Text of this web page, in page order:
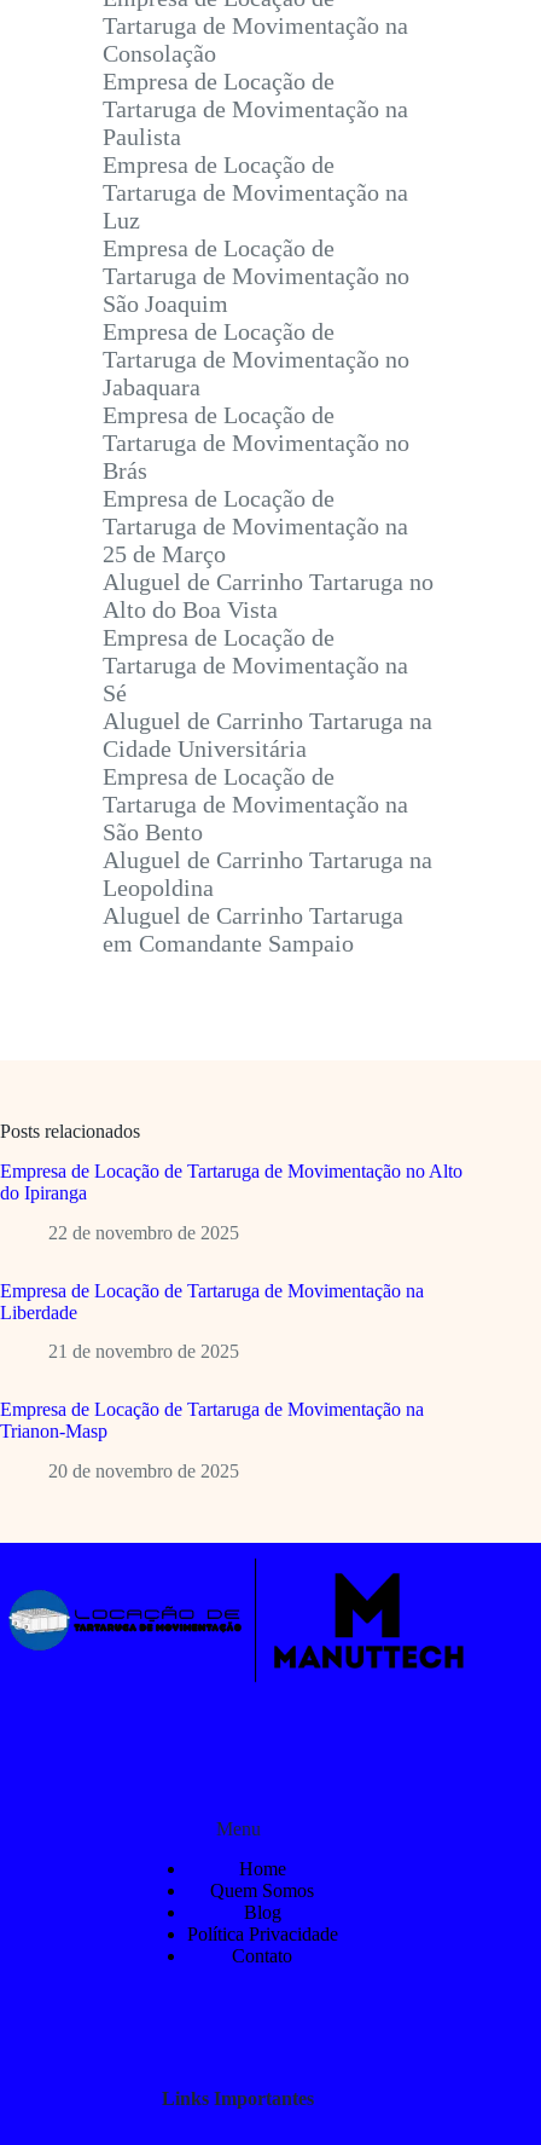
Tartaruga de Movimentação na
Consolação
Empresa de Locação de
Tartaruga de Movimentação na
Paulista
Empresa de Locação de
Tartaruga de Movimentação na
Luz
Empresa de Locação de
Tartaruga de Movimentação no
São Joaquim
Empresa de Locação de
Tartaruga de Movimentação no
Jabaquara
Empresa de Locação de
Tartaruga de Movimentação no
Brás
Empresa de Locação de
Tartaruga de Movimentação na
25 de Março
Aluguel de Carrinho Tartaruga no
Alto do Boa Vista
Empresa de Locação de
Tartaruga de Movimentação na
Sé
Aluguel de Carrinho Tartaruga na
Cidade Universitária
Empresa de Locação de
Tartaruga de Movimentação na
São Bento
Aluguel de Carrinho Tartaruga na
Leopoldina
Aluguel de Carrinho Tartaruga
em Comandante Sampaio
Posts relacionados
Empresa de Locação de Tartaruga de Movimentação no Alto
do Ipiranga
22 de novembro de 2025
Empresa de Locação de Tartaruga de Movimentação na
Liberdade
21 de novembro de 2025
Empresa de Locação de Tartaruga de Movimentação na
Trianon-Masp
20 de novembro de 2025
Menu
Home
Quem Somos
Blog
Política Privacidade
Contato
Links Importantes